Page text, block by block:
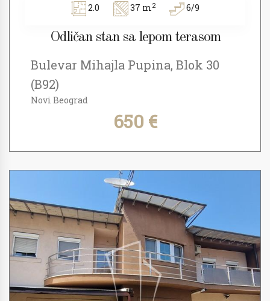
2.0 37 m2 6/9
Odličan stan sa lepom terasom
Bulevar Mihajla Pupina, Blok 30
(B92)
Novi Beograd
650 €